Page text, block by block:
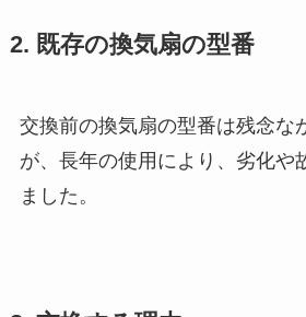
2. 既存の換気扇の型番
交換前の換気扇の型番は残念な
が、長年の使用により、劣化や
ました。